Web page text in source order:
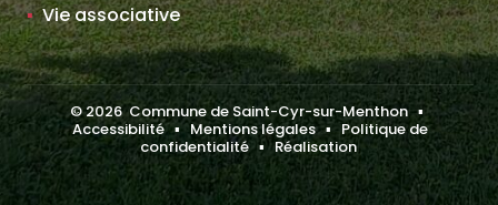
Vie associative
©2026Commune de Saint-Cyr-sur-Menthon ▪
Accessibilité▪Mentions légales▪ Politique de
confidentialité▪Réalisation